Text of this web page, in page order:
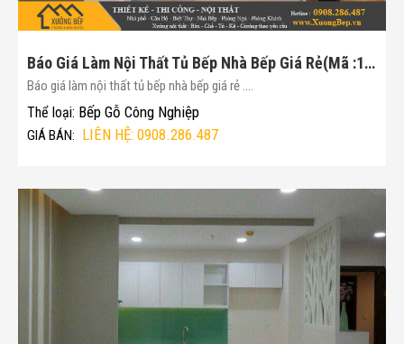
Báo Giá Làm Nội Thất Tủ Bếp Nhà Bếp Giá Rẻ(Mã :157)
Báo giá làm nội thất tủ bếp nhà bếp giá rẻ ....
Thể loại: Bếp Gỗ Công Nghiệp
GIÁ BÁN: LIÊN HỆ: 0908.286.487